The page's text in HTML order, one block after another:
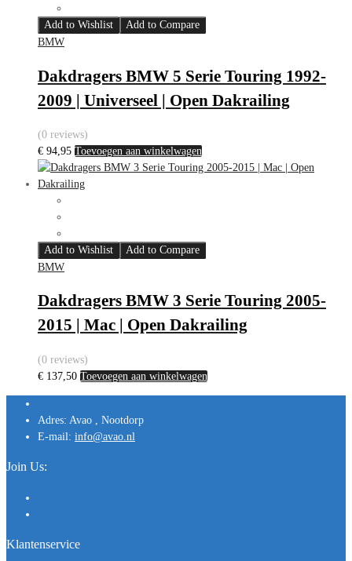
Add to Wishlist
Add to Compare
BMW
Dakdragers BMW 5 Serie Touring 1992-
2009 | Universeel | Open Dakrailing
(0 reviews)
€ 94,95 Toevoegen aan winkelwagen
Add to Wishlist
Add to Compare
BMW
Dakdragers BMW 3 Serie Touring 2005-
2015 | Mac | Open Dakrailing
(0 reviews)
€ 137,50 Toevoegen aan winkelwagen
Adres: Avao , Nootdorp
E-mail: info@avao.nl
Join Us:
Klantenservice